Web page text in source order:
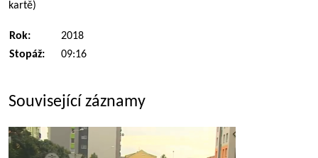
kartě)
Rok:
2018
Stopáž:
09:16
Související záznamy